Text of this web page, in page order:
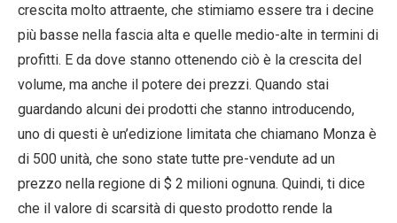
crescita molto attraente, che stimiamo essere tra i decine
più basse nella fascia alta e quelle medio-alte in termini di
profitti. E da dove stanno ottenendo ciò è la crescita del
volume, ma anche il potere dei prezzi. Quando stai
guardando alcuni dei prodotti che stanno introducendo,
uno di questi è un’edizione limitata che chiamano Monza è
di 500 unità, che sono state tutte pre-vendute ad un
prezzo nella regione di $ 2 milioni ognuna. Quindi, ti dice
che il valore di scarsità di questo prodotto rende la